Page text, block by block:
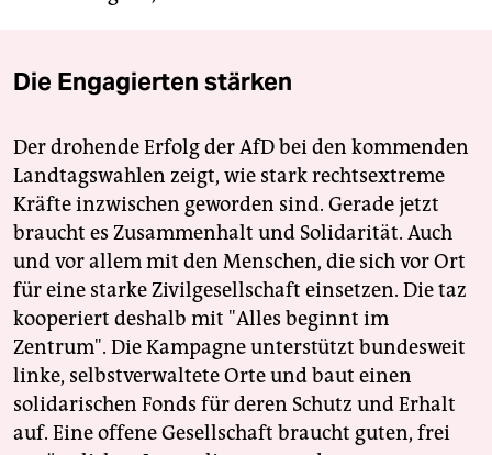
Die Engagierten stärken
Der drohende Erfolg der AfD bei den kommenden
Landtagswahlen zeigt, wie stark rechtsextreme
Kräfte inzwischen geworden sind. Gerade jetzt
braucht es Zusammenhalt und Solidarität. Auch
und vor allem mit den Menschen, die sich vor Ort
für eine starke Zivilgesellschaft einsetzen. Die taz
kooperiert deshalb mit "Alles beginnt im
Zentrum". Die Kampagne unterstützt bundesweit
linke, selbstverwaltete Orte und baut einen
solidarischen Fonds für deren Schutz und Erhalt
auf. Eine offene Gesellschaft braucht guten, frei